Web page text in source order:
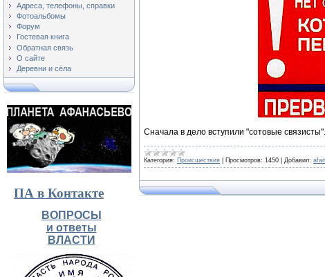
Адреса, телефоны, справки
Фотоальбомы
Форум
Гостевая книга
Обратная связь
О сайте
Деревни и сёла
ПА в Контакте
ВОПРОСЫ
и ответы
ВЛАСТИ
Сначала в дело вступили "сотовые связисты".
Категория: Происшествия Просмотров: 1450 Добавил: